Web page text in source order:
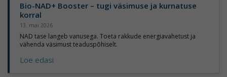
Bio-NAD+ Booster – tugi väsimuse ja kurnatuse
korral
13. mai 2026
NAD tase langeb vanusega. Toeta rakkude energiavahetust ja
vähenda väsimust teaduspõhiselt.
Loe edasi